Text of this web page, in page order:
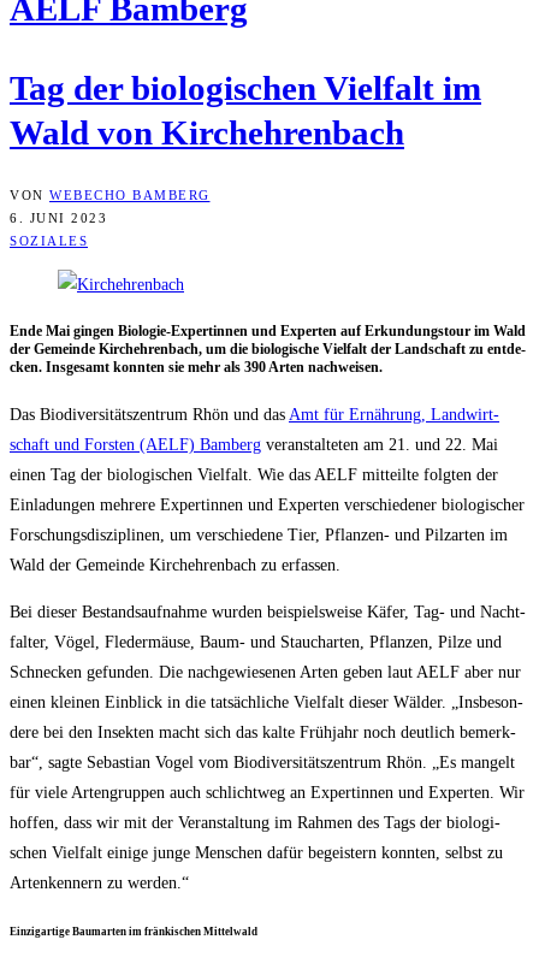
AELF Bamberg
Tag der bio­lo­gi­schen Viel­falt im
Wald von Kirchehrenbach
VON WEBECHO BAMBERG
6. JUNI 2023
SOZIALES
Ende Mai gin­gen Bio­lo­gie-Exper­tin­nen und Exper­ten auf Erkun­dungs­tour im Wald
der Gemein­de Kirch­eh­ren­bach, um die bio­lo­gi­sche Viel­falt der Land­schaft zu ent­de­
cken. Ins­ge­samt konn­ten sie mehr als 390 Arten nachweisen.
Das Bio­di­ver­si­täts­zen­trum Rhön und das Amt für Ernäh­rung, Land­wirt­
schaft und Fors­ten (AELF) Bam­berg ver­an­stal­te­ten am 21. und 22. Mai
einen Tag der bio­lo­gi­schen Viel­falt. Wie das AELF mit­teil­te folg­ten der
Ein­la­dun­gen meh­re­re Exper­tin­nen und Exper­ten ver­schie­de­ner bio­lo­gi­scher
For­schungs­dis­zi­pli­nen, um ver­schie­de­ne Tier, Pflan­zen- und Pilz­ar­ten im
Wald der Gemein­de Kirch­eh­ren­bach zu erfassen.
Bei die­ser Bestands­auf­nah­me wur­den bei­spiels­wei­se Käfer, Tag- und Nacht­
fal­ter, Vögel, Fle­der­mäu­se, Baum- und Stauch­ar­ten, Pflan­zen, Pil­ze und
Schne­cken gefun­den. Die nach­ge­wie­se­nen Arten geben laut AELF aber nur
einen klei­nen Ein­blick in die tat­säch­li­che Viel­falt die­ser Wäl­der. „Ins­be­son­
de­re bei den Insek­ten macht sich das kal­te Früh­jahr noch deut­lich bemerk­
bar“, sag­te Sebas­ti­an Vogel vom Bio­di­ver­si­täts­zen­trum Rhön. „Es man­gelt
für vie­le Arten­grup­pen auch schlicht­weg an Exper­tin­nen und Exper­ten. Wir
hof­fen, dass wir mit der Ver­an­stal­tung im Rah­men des Tags der bio­lo­gi­
schen Viel­falt eini­ge jun­ge Men­schen dafür begeis­tern konn­ten, selbst zu
Arten­ken­nern zu werden.“
Ein­zig­ar­ti­ge Baum­ar­ten im frän­ki­schen Mittelwald